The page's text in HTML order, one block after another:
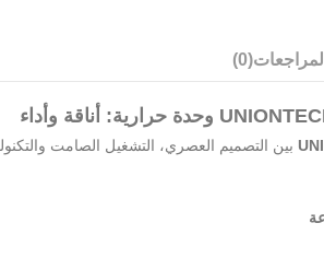
المراجعات(0)
بين التصميم العصري، التشغيل الصامت